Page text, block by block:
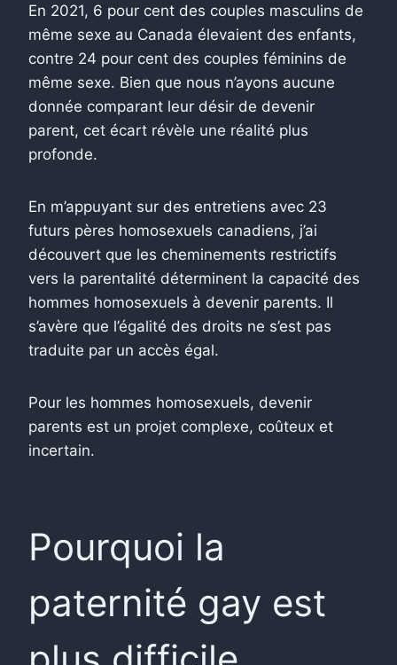
En 2021, 6 pour cent des couples masculins de
même sexe au Canada élevaient des enfants,
contre 24 pour cent des couples féminins de
même sexe. Bien que nous n’ayons aucune
donnée comparant leur désir de devenir
parent, cet écart révèle une réalité plus
profonde.
En m’appuyant sur des entretiens avec 23
futurs pères homosexuels canadiens, j’ai
découvert que les cheminements restrictifs
vers la parentalité déterminent la capacité des
hommes homosexuels à devenir parents. Il
s’avère que l’égalité des droits ne s’est pas
traduite par un accès égal.
Pour les hommes homosexuels, devenir
parents est un projet complexe, coûteux et
incertain.
Pourquoi la
paternité gay est